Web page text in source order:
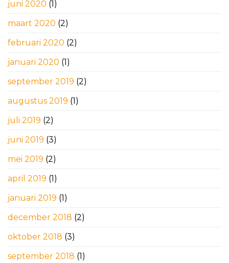
juni 2020 (1)
maart 2020 (2)
februari 2020 (2)
januari 2020 (1)
september 2019 (2)
augustus 2019 (1)
juli 2019 (2)
juni 2019 (3)
mei 2019 (2)
april 2019 (1)
januari 2019 (1)
december 2018 (2)
oktober 2018 (3)
september 2018 (1)